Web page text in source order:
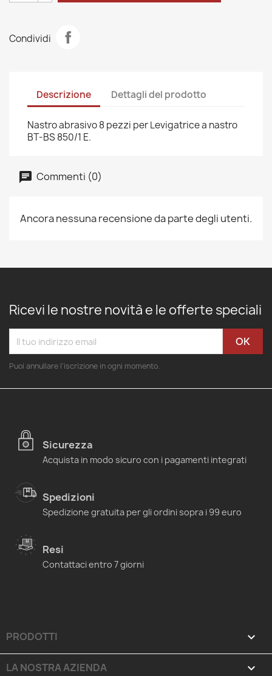
Condividi
Descrizione Dettagli del prodotto
Nastro abrasivo 8 pezzi per Levigatrice a nastro
BT-BS 850/1 E.
Commenti (0)
Ancora nessuna recensione da parte degli utenti.
Ricevi le nostre novità e le offerte speciali
Puoi annullare l'iscrizione in ogni momento.
Sicurezza
Acquista in modo sicuro con i pagamenti integrati
Spedizioni
Spedizione gratuita per gli ordini sopra i 99 euro
Resi
Contattaci entro 7 giorni
PRODOTTI 
LA NOSTRA AZIENDA 